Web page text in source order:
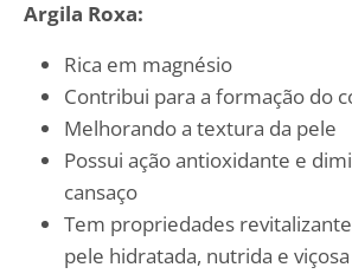
Argila Roxa:
Rica em magnésio
Contribui para a formação do
Melhorando a textura da pele
Possui ação antioxidante e
cansaço
Tem propriedades
pele hidratada, nutrida e viçosa